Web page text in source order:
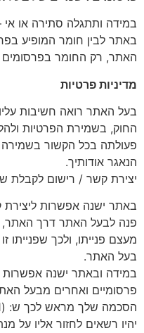
במידה ותתגלה סתירה או
באתר לבין חומר המופיע
האתר, רק החומר בפרסומים
מדיניות פרטיות
בעל האתר רואה חשיבות
החוק, בשמירת הפרטיות
פעולתה בכל הקשור בשמירה
הנאגר אודותיך.
יצירת קשר / רישום לקבלת
באתר ישנה אפשרות
פנה לבעל האתר דרך האתר,
מעצם פנייתו, ולכך שפנייתו
בעל האתר.
במידה ובאתר ישנה אפשרות
פרסומיים ואחרים מבעל
יהיו רשאים לחזור אליו על